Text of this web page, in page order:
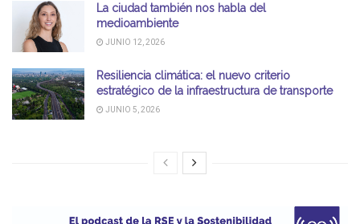
La ciudad también nos habla del
medioambiente
JUNIO 12, 2026
Resiliencia climática: el nuevo criterio
estratégico de la infraestructura de transporte
JUNIO 5, 2026